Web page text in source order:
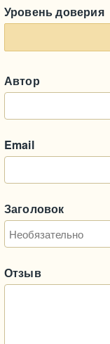
Уровень доверия
Автор
Email
Заголовок
Отзыв